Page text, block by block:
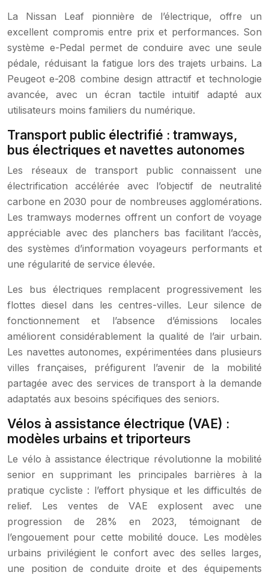
La Nissan Leaf pionnière de l’électrique, offre un
excellent compromis entre prix et performances. Son
système e-Pedal permet de conduire avec une seule
pédale, réduisant la fatigue lors des trajets urbains. La
Peugeot e-208 combine design attractif et technologie
avancée, avec un écran tactile intuitif adapté aux
utilisateurs moins familiers du numérique.
Transport public électrifié : tramways,
bus électriques et navettes autonomes
Les réseaux de transport public connaissent une
électrification accélérée avec l’objectif de neutralité
carbone en 2030 pour de nombreuses agglomérations.
Les tramways modernes offrent un confort de voyage
appréciable avec des planchers bas facilitant l’accès,
des systèmes d’information voyageurs performants et
une régularité de service élevée.
Les bus électriques remplacent progressivement les
flottes diesel dans les centres-villes. Leur silence de
fonctionnement et l’absence d’émissions locales
améliorent considérablement la qualité de l’air urbain.
Les navettes autonomes, expérimentées dans plusieurs
villes françaises, préfigurent l’avenir de la mobilité
partagée avec des services de transport à la demande
adaptatés aux besoins spécifiques des seniors.
Vélos à assistance électrique (VAE) :
modèles urbains et triporteurs
Le vélo à assistance électrique révolutionne la mobilité
senior en supprimant les principales barrières à la
pratique cycliste : l’effort physique et les difficultés de
relief. Les ventes de VAE explosent avec une
progression de 28% en 2023, témoignant de
l’engouement pour cette mobilité douce. Les modèles
urbains privilégient le confort avec des selles larges,
une position de conduite droite et des équipements